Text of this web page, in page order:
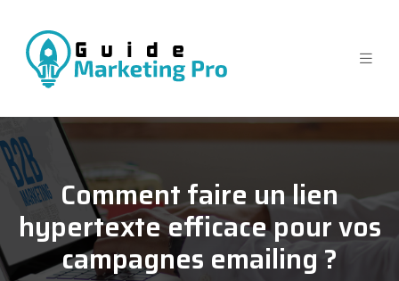
Comment faire un lien
hypertexte efficace pour vos
campagnes emailing ?